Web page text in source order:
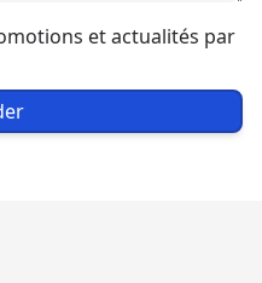
et actualités par